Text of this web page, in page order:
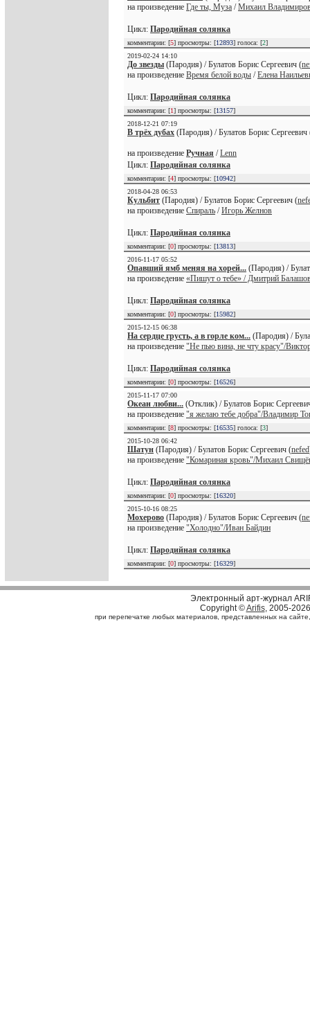
на произведение Где ты, Муза /Михаил
Цикл: Пародийная солянка
комментарии: [5] просмотры: [12893] голоса: [2]
2019-02-24 14:10
До звезды (Пародия) / Булатов Борис Сергеевич (
на произведение Время белой воды /Елена
Цикл: Пародийная солянка
комментарии: [1] просмотры: [13157]
2018-12-21 07:19
В трёх дубах (Пародия) / Булатов Борис Сергеевич
на произведение Ручная /Lenn
Цикл: Пародийная солянка
комментарии: [4] просмотры: [10942]
2018-04-28 06:53
Кульбит (Пародия) / Булатов Борис Сергеевич (
на произведение Спираль /Игорь Желнов
Цикл: Пародийная солянка
комментарии: [0] просмотры: [13813]
2016-11-17 05:52
Опавший ямб меняя на хорей... (Пародия) /
на произведение «Пишут о тебе» / Дмитрий
Цикл: Пародийная солянка
комментарии: [0] просмотры: [15982]
2015-12-15 06:38
На сердце грусть, а в горле ком... (Пародия) /
на произведение "Не пью вина, не чту красу"/
Цикл: Пародийная солянка
комментарии: [0] просмотры: [16526]
2015-11-17 07:00
Океан любви... (Отклик) / Булатов Борис
на произведение "я желаю тебе добра"/Владимир
комментарии: [8] просмотры: [16535] голоса: [3]
2015-10-28 06:42
Шатун (Пародия) / Булатов Борис Сергеевич (nefed
на произведение "Комариная кровь"/Михаил
Цикл: Пародийная солянка
комментарии: [0] просмотры: [16320]
2015-10-16 08:25
Мохерово (Пародия) / Булатов Борис Сергеевич (
на произведение "Холодно"/Иван Байдин
Цикл: Пародийная солянка
комментарии: [0] просмотры: [16329]
Электронный арт-журнал
Copyright ©Arifis, 2005-2026
при перепечатке любых материалов, представленных на